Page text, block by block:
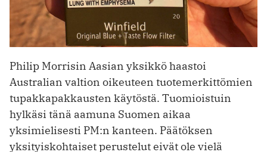
Philip Morrisin Aasian yksikkö haastoi
Australian valtion oikeuteen tuotemerkittömien
tupakkapakkausten käytöstä. Tuomioistuin
hylkäsi tänä aamuna Suomen aikaa
yksimielisesti PM:n kanteen. Päätöksen
yksityiskohtaiset perustelut eivät ole vielä